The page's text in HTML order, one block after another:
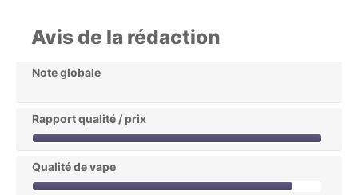
Avis de la rédaction
Note globale
Rapport qualité / prix
Qualité de vape